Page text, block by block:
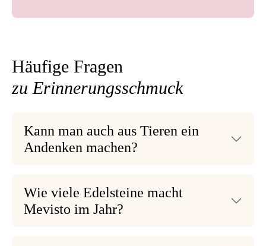
Häufige Fragen
zu Erinnerungsschmuck
Kann man auch aus Tieren ein
Andenken machen?
Wie viele Edelsteine macht
Mevisto im Jahr?